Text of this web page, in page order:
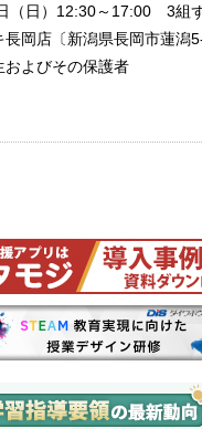
（日）12:30～17:00 3組
岡店〔新潟県長岡市蓮潟
よびその保護者